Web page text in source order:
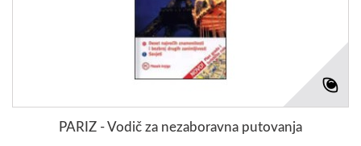
PARIZ - Vodič za nezaboravna putovanja